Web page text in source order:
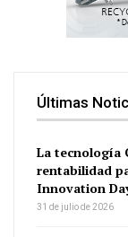
Últimas
La tecnología
rentabilidad
Innovation
31 de julio de 2026